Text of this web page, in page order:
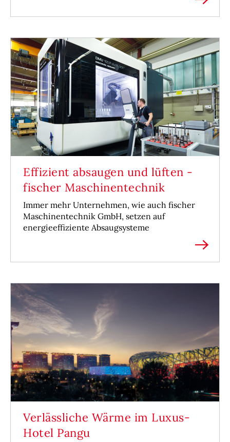
Effizient absaugen und lüften -
fischer Maschinentechnik
Immer mehr Unternehmen, wie auch fischer
Maschinentechnik GmbH, setzen auf
energieeffiziente Absaugsysteme
Verlässliche Wärme im Luxus-
Hotel Pangu